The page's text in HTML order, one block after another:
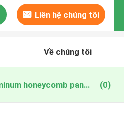
Liên hệ chúng tôi
Về chúng tôi
30mm aircraft aluminum honeycomb panels sản xuất trực tuyến (0)